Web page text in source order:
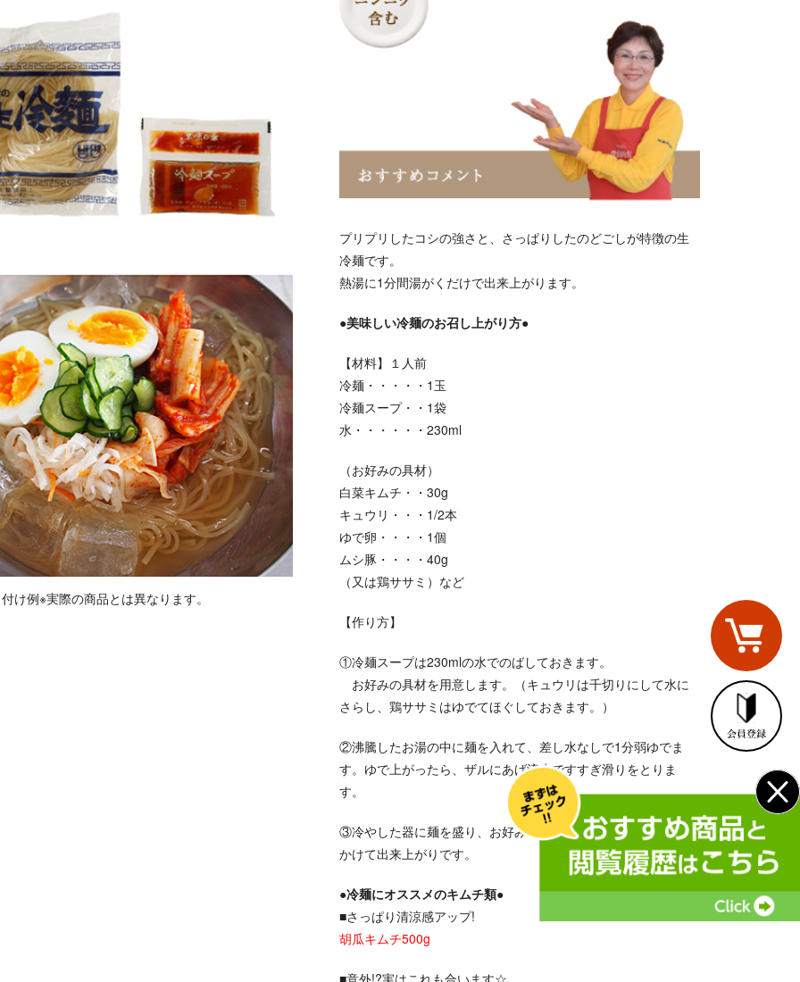
け例※実際の商品とは異なります。
プリプリしたコシの強さと、さっぱりしたのどごしが特徴の生
冷麺です。
熱湯に1分間湯がくだけで出来上がります。
●美味しい冷麺のお召し上がり方●
【材料】１人前
冷麺・・・・・1玉
冷麺スープ・・1袋
水・・・・・・230ml
（お好みの具材）
白菜キムチ・・30g
キュウリ・・・1/2本
ゆで卵・・・・1個
ムシ豚・・・・40g
（又は鶏ササミ）など
【作り方】
①冷麺スープは230mlの水でのばしておきます。
お好みの具材を用意します。（キュウリは千切りにして水に
さらし、鶏ササミはゆでてほぐしておきます。）
②沸騰したお湯の中に麺を入れて、差し水なしで1分弱ゆでま
す。ゆで上がったら、ザルにあげ流水ですすぎ滑りをとりま
す。
③冷やした器に麺を盛り、お好みの具材をのせて冷麺スープを
かけて出来上がりです。
●冷麺にオススメのキムチ類●
■さっぱり清涼感アップ!
胡瓜キムチ500g
■意外!?実はこれも合います☆